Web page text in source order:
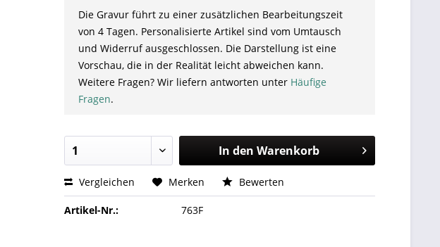
Die Gravur führt zu einer zusätzlichen Bearbeitungszeit
von 4 Tagen. Personalisierte Artikel sind vom Umtausch
und Widerruf ausgeschlossen. Die Darstellung ist eine
Vorschau, die in der Realität leicht abweichen kann.
Weitere Fragen? Wir liefern antworten unter Häufige
Fragen.
In den Warenkorb
Vergleichen Merken Bewerten
Artikel-Nr.: 763F